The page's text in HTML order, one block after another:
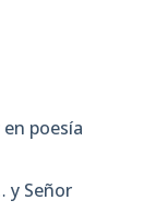
poesía
y Señor